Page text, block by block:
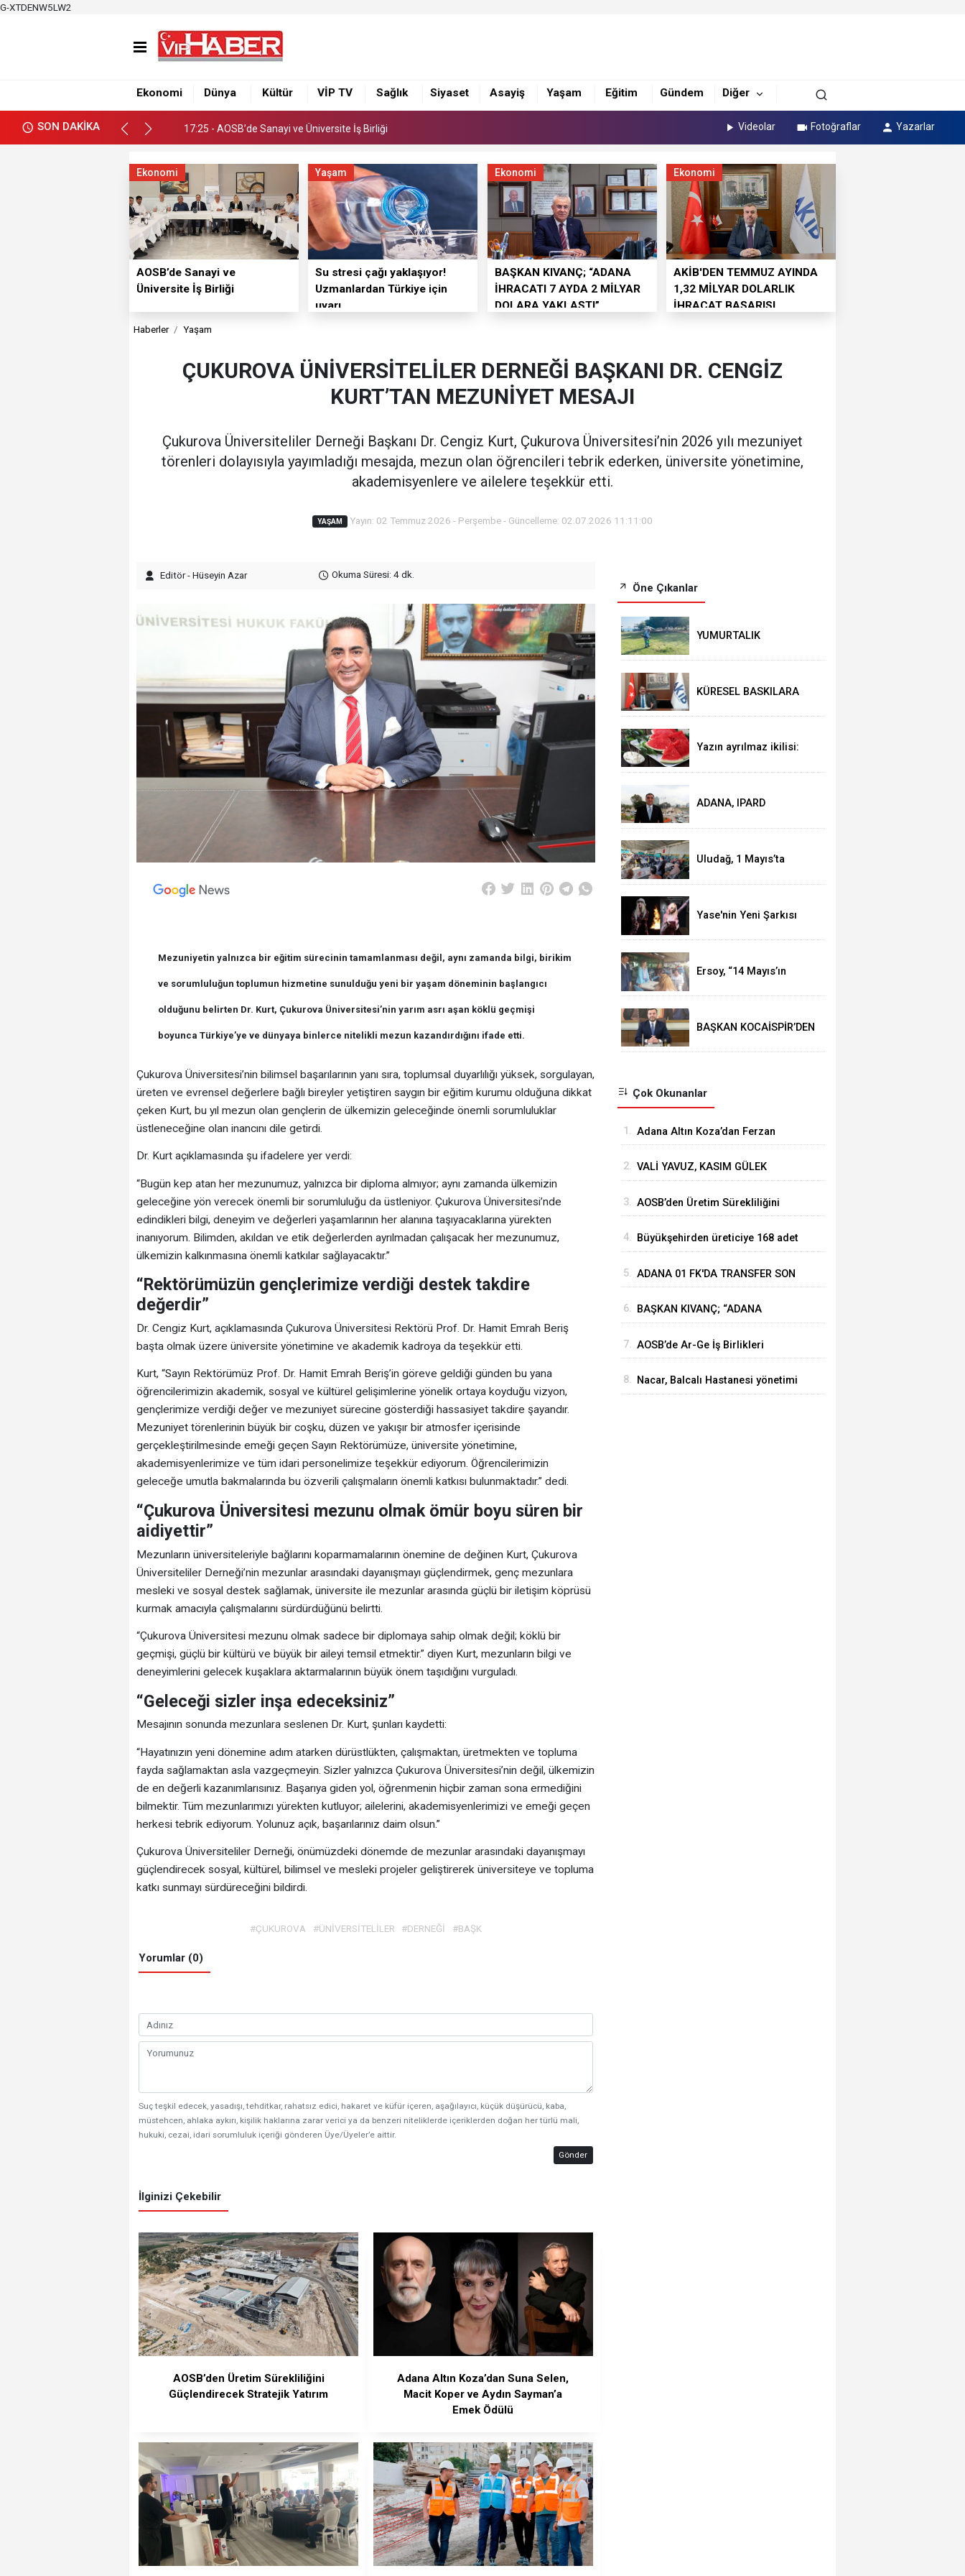
G-XTDENW5LW2
Ekonomi Dünya Kültür VİP TV Sağlık Siyaset Asayiş Yaşam Eğitim Gündem Diğer
SON DAKİKA
17:19 - Adana Altın Koza’dan Suna Selen, Macit Koper ve Aydın Sayman’a Emek Ödülü
17:19 - Adana Altın Koza’dan Suna Selen, Macit Koper ve Aydın Sayman’a Emek Ödülü
17:25 - AOSB’de Sanayi ve Üniversite İş Birliği Videolar Fotoğraflar Yazarlar
Ekonomi
AOSB’de Sanayi ve
Üniversite İş Birliği
Yaşam
Su stresi çağı yaklaşıyor!
Uzmanlardan Türkiye için
uyarı
Ekonomi
BAŞKAN KIVANÇ; “ADANA
İHRACATI 7 AYDA 2 MİLYAR
DOLARA YAKLAŞTI”
Ekonomi
AKİB'DEN TEMMUZ AYINDA
1,32 MİLYAR DOLARLIK
İHRACAT BAŞARISI
Haberler Yaşam
ÇUKUROVA ÜNİVERSİTELİLER DERNEĞİ BAŞKANI DR. CENGİZ
KURT’TAN MEZUNİYET MESAJI
Çukurova Üniversiteliler Derneği Başkanı Dr. Cengiz Kurt, Çukurova Üniversitesi’nin 2026 yılı mezuniyet
törenleri dolayısıyla yayımladığı mesajda, mezun olan öğrencileri tebrik ederken, üniversite yönetimine,
akademisyenlere ve ailelere teşekkür etti.
YAŞAM Yayın: 02 Temmuz 2026 - Perşembe - Güncelleme: 02.07.2026 11:11:00
Editör - Hüseyin Azar Okuma Süresi: 4 dk.
Mezuniyetin yalnızca bir eğitim sürecinin tamamlanması değil, aynı zamanda bilgi, birikim
ve sorumluluğun toplumun hizmetine sunulduğu yeni bir yaşam döneminin başlangıcı
olduğunu belirten Dr. Kurt, Çukurova Üniversitesi’nin yarım asrı aşan köklü geçmişi
boyunca Türkiye’ye ve dünyaya binlerce nitelikli mezun kazandırdığını ifade etti.
Çukurova Üniversitesi’nin bilimsel başarılarının yanı sıra, toplumsal duyarlılığı yüksek, sorgulayan,
üreten ve evrensel değerlere bağlı bireyler yetiştiren saygın bir eğitim kurumu olduğuna dikkat
çeken Kurt, bu yıl mezun olan gençlerin de ülkemizin geleceğinde önemli sorumluluklar
üstleneceğine olan inancını dile getirdi.
Dr. Kurt açıklamasında şu ifadelere yer verdi:
“Bugün kep atan her mezunumuz, yalnızca bir diploma almıyor; aynı zamanda ülkemizin
geleceğine yön verecek önemli bir sorumluluğu da üstleniyor. Çukurova Üniversitesi’nde
edindikleri bilgi, deneyim ve değerleri yaşamlarının her alanına taşıyacaklarına yürekten
inanıyorum. Bilimden, akıldan ve etik değerlerden ayrılmadan çalışacak her mezunumuz,
ülkemizin kalkınmasına önemli katkılar sağlayacaktır.”
“Rektörümüzün gençlerimize verdiği destek takdire
değerdir”
Dr. Cengiz Kurt, açıklamasında Çukurova Üniversitesi Rektörü Prof. Dr. Hamit Emrah Beriş
başta olmak üzere üniversite yönetimine ve akademik kadroya da teşekkür etti.
Kurt, “Sayın Rektörümüz Prof. Dr. Hamit Emrah Beriş’in göreve geldiği günden bu yana
öğrencilerimizin akademik, sosyal ve kültürel gelişimlerine yönelik ortaya koyduğu vizyon,
gençlerimize verdiği değer ve mezuniyet sürecine gösterdiği hassasiyet takdire şayandır.
Mezuniyet törenlerinin büyük bir coşku, düzen ve yakışır bir atmosfer içerisinde
gerçekleştirilmesinde emeği geçen Sayın Rektörümüze, üniversite yönetimine,
akademisyenlerimize ve tüm idari personelimize teşekkür ediyorum. Öğrencilerimizin
geleceğe umutla bakmalarında bu özverili çalışmaların önemli katkısı bulunmaktadır.” dedi.
“Çukurova Üniversitesi mezunu olmak ömür boyu süren bir
aidiyettir”
Mezunların üniversiteleriyle bağlarını koparmamalarının önemine de değinen Kurt, Çukurova
Üniversiteliler Derneği’nin mezunlar arasındaki dayanışmayı güçlendirmek, genç mezunlara
mesleki ve sosyal destek sağlamak, üniversite ile mezunlar arasında güçlü bir iletişim köprüsü
kurmak amacıyla çalışmalarını sürdürdüğünü belirtti.
“Çukurova Üniversitesi mezunu olmak sadece bir diplomaya sahip olmak değil; köklü bir
geçmişi, güçlü bir kültürü ve büyük bir aileyi temsil etmektir.” diyen Kurt, mezunların bilgi ve
deneyimlerini gelecek kuşaklara aktarmalarının büyük önem taşıdığını vurguladı.
“Geleceği sizler inşa edeceksiniz”
Mesajının sonunda mezunlara seslenen Dr. Kurt, şunları kaydetti:
“Hayatınızın yeni dönemine adım atarken dürüstlükten, çalışmaktan, üretmekten ve topluma
fayda sağlamaktan asla vazgeçmeyin. Sizler yalnızca Çukurova Üniversitesi’nin değil, ülkemizin
de en değerli kazanımlarısınız. Başarıya giden yol, öğrenmenin hiçbir zaman sona ermediğini
bilmektir. Tüm mezunlarımızı yürekten kutluyor; ailelerini, akademisyenlerimizi ve emeği geçen
herkesi tebrik ediyorum. Yolunuz açık, başarılarınız daim olsun.”
Çukurova Üniversiteliler Derneği, önümüzdeki dönemde de mezunlar arasındaki dayanışmayı
güçlendirecek sosyal, kültürel, bilimsel ve mesleki projeler geliştirerek üniversiteye ve topluma
katkı sunmayı sürdüreceğini bildirdi.
#ÇUKUROVA #ÜNİVERSİTELİLER #DERNEĞİ #BAŞK
Yorumlar (0)
Suç teşkil edecek, yasadışı, tehditkar, rahatsız edici, hakaret ve küfür içeren, aşağılayıcı, küçük düşürücü, kaba,
müstehcen, ahlaka aykırı, kişilik haklarına zarar verici ya da benzeri niteliklerde içeriklerden doğan her türlü mali,
hukuki, cezai, idari sorumluluk içeriği gönderen Üye/Üyeler’e aittir.
Gönder
İlginizi Çekebilir
⁠AOSB’den Üretim Sürekliliğini
Güçlendirecek Stratejik Yatırım
Adana Altın Koza’dan Suna Selen,
Macit Koper ve Aydın Sayman’a
Emek Ödülü
Öne Çıkanlar
YUMURTALIK
ALAN HAMLESİ
KÜRESEL BASKILARA
293,3 MİLYON DOLARLIK
Yazın ayrılmaz ikilisi:
ADANA, IPARD
Uludağ, 1 Mayıs’ta
Yase'nin Yeni Şarkısı
Buluştu
Ersoy, “14 Mayıs’ın
BAŞKAN KOCAİSPİR’DEN
MESAJI
Çok Okunanlar
1. Adana Altın Koza’dan Ferzan
Ödülü
2. VALİ YAVUZ, KASIM GÜLEK
ÇALIŞMALARI İNCELEDİ
3. ⁠AOSB’den Üretim Sürekliliğini
4. Büyükşehirden üreticiye 168 adet
5. ADANA 01 FK'DA TRANSFER SON
6. BAŞKAN KIVANÇ; “ADANA
DOLARA YAKLAŞTI”
7. AOSB’de Ar-Ge İş Birlikleri
8. Nacar, Balcalı Hastanesi yönetimi